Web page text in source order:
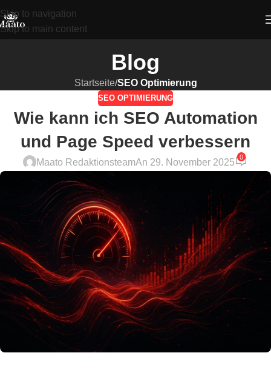
Skip to navigation
Skip to main content
Blog
Startseite/SEO Optimierung
SEO OPTIMIERUNG
Wie kann ich SEO Automation
und Page Speed verbessern
Maato RedaktionsteamAn 29. November 2025
0